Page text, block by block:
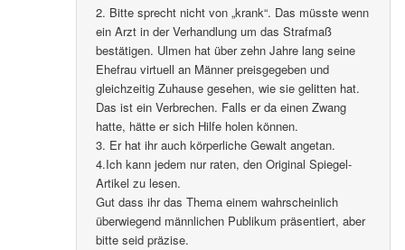
2. Bitte sprecht nicht von „krank“. Das müsste wenn
ein Arzt in der Verhandlung um das Strafmaß
bestätigen. Ulmen hat über zehn Jahre lang seine
Ehefrau virtuell an Männer preisgegeben und
gleichzeitig Zuhause gesehen, wie sie gelitten hat.
Das ist ein Verbrechen. Falls er da einen Zwang
hatte, hätte er sich Hilfe holen können.
3. Er hat ihr auch körperliche Gewalt angetan.
4.Ich kann jedem nur raten, den Original Spiegel-
Artikel zu lesen.
Gut dass ihr das Thema einem wahrscheinlich
überwiegend männlichen Publikum präsentiert, aber
bitte seid präzise.